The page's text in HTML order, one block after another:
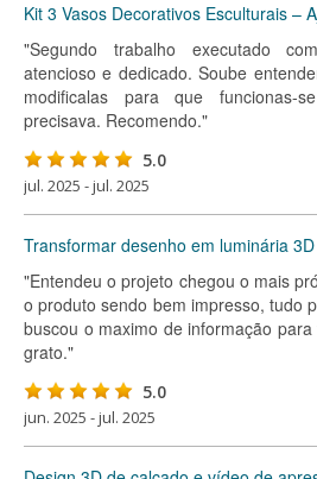
Kit 3 Vasos Decorativos Esculturais –
"Segundo trabalho executado
atencioso e dedicado. Soube
modificalas para que
precisava. Recomendo."
5.0
jul. 2025 - jul. 2025
Transformar desenho em luminária 3D
"Entendeu o projeto chegou o mais
o produto sendo bem impresso, tudo
buscou o maximo de informação
grato."
5.0
jun. 2025 - jul. 2025